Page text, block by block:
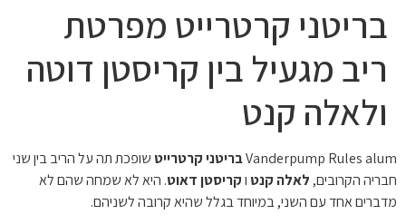
בריטני קרטרייט מפרטת
ריב מגעיל בין קריסטן דוטה
ולאלה קנט
Vanderpump Rules alumבריטני קרטרייט שופכת תה על הריב בין שני
חבריה הקרובים, לאלה קנט וקריסטן דאוט. היא לא שמחה שהם לא
מדברים אחד עם השני, במיוחד בגלל שהיא קרובה לשניהם.